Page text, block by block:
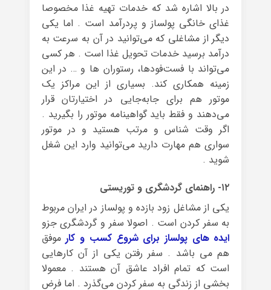
در بالا اشاره شد که خدمات تهیه غذا مخصوصا
غذای خانگی پولساز و پردرآمد است . اما یکی
دیگر از مشاغلی که می‌توانید در آن به سرعت به
درآمد برسید خدمات تحویل غذا است . هر کسی
می‌تواند با فست‌فودها، رستوران ها و … در این
زمینه همکاری کند. بسیاری از این مراکز یک
موتور هم برای جابه‌جایی در اختیارتان قرار
می‌دهند و فقط باید گواهینامه موتور را بگیرید .
اگر وقت شناس و مرتب هستید و در موتور
سواری هم مهارت دارید می‌توانید وارد این شغل
شوید .
۱۲- راهنمای گردشگری و توریستی
یکی از مشاغل زود بازده و پولساز در ایران مربوط
به سفر کردن است . اصولا سفر و گردشگری جزو
ایده های پولساز برای شروع کسب و کارموفق
هم می باشد . سفر رفتن یکی از آن کارهایی
است که تمام افراد عاشق آن هستند . معمولا
بخشی از زندگی به سفر کردن می‌گذرد . اما فرض